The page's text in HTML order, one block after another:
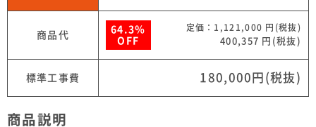
商品代
64.3％
OFF
定価：1,121,000 円(税抜)
400,357 円(税抜)
標準工事費 180,000円(税抜)
商品説明